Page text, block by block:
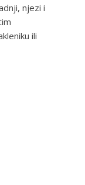
njezi i
ili